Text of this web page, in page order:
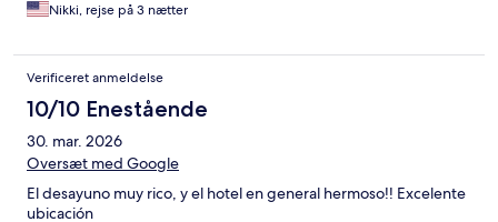
Nikki, rejse på 3 nætter
Verificeret anmeldelse
10/10 Enestående
30. mar. 2026
Oversæt med Google
El desayuno muy rico, y el hotel en general hermoso!! Excelente
ubicación